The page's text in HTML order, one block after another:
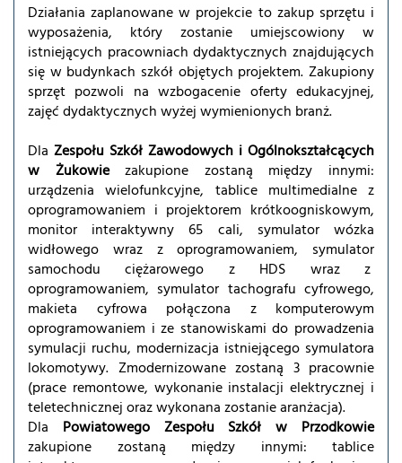
Działania zaplanowane w projekcie to zakup sprzętu i
wyposażenia, który zostanie umiejscowiony w
istniejących pracowniach dydaktycznych znajdujących
się w budynkach szkół objętych projektem. Zakupiony
sprzęt pozwoli na wzbogacenie oferty edukacyjnej,
zajęć dydaktycznych wyżej wymienionych branż.
Dla Zespołu Szkół Zawodowych i Ogólnokształcących
w Żukowiezakupione zostaną między innymi:
urządzenia wielofunkcyjne, tablice multimedialne z
oprogramowaniem i projektorem krótkoogniskowym,
monitor interaktywny 65 cali, symulator wózka
widłowego wraz z oprogramowaniem, symulator
samochodu ciężarowego z HDS wraz z
oprogramowaniem, symulator tachografu cyfrowego,
makieta cyfrowa połączona z komputerowym
oprogramowaniem i ze stanowiskami do prowadzenia
symulacji ruchu, modernizacja istniejącego symulatora
lokomotywy. Zmodernizowane zostaną 3 pracownie
(prace remontowe, wykonanie instalacji elektrycznej i
teletechnicznej oraz wykonana zostanie aranżacja).
Dla Powiatowego Zespołu Szkół w Przodkowie
zakupione zostaną między innymi: tablice